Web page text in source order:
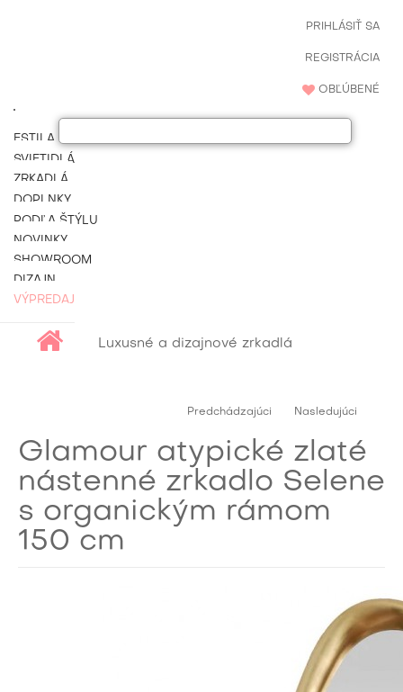
PRIHLÁSIŤ SA
REGISTRÁCIA
OBĽÚBENÉ
ESTILA NÁBYTOK
SVIETIDLÁ
ZRKADLÁ
DOPLNKY
PODĽA ŠTÝLU
NOVINKY
SHOWROOM
DIZAJN
VÝPREDAJ
Luxusné a dizajnové zrkadlá
Predchádzajúci Nasledujúci
Glamour atypické zlaté
nástenné zrkadlo Selene
s organickým rámom
150 cm